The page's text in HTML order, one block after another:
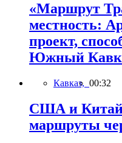
«Маршрут
местность:
проект,
Южный
Кавказ, 00:32
США и Китай
маршруты